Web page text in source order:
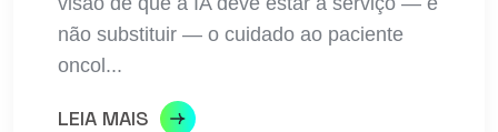
não substituir — o cuidado ao paciente
oncol...
LEIA MAIS